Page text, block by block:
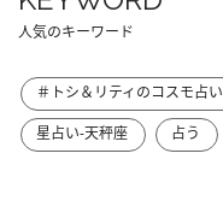
人気のキーワード
＃トシ＆リティのコスモ占い
星占い-天秤座
占う